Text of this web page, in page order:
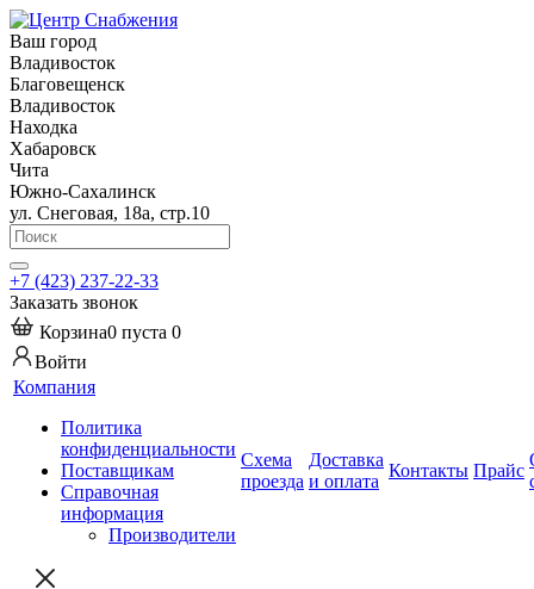
Ваш город
Владивосток
Благовещенск
Владивосток
Находка
Хабаровск
Чита
Южно-Сахалинск
ул. Снеговая, 18а, стр.10
+7 (423) 237-22-33
Заказать звонок
Корзина0 пуста 0
Войти
Компания
Политика
конфиденциальности
Поставщикам
Справочная
информация
Производители
Схема
проезда
Доставка
и оплата
Контакты Прайс